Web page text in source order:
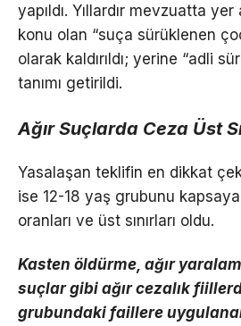
yapıldı. Yıllardır mevzuatta
konu olan “suça sürüklenen
olarak kaldırıldı; yerine “adli
tanımı getirildi.
Ağır Suçlarda Ceza Üst
Yasalaşan teklifin en dikkat
ise 12-18 yaş grubunu
oranları ve üst sınırları oldu.
Kasten öldürme, ağır
suçlar gibi ağır cezalık
grubundaki faillere